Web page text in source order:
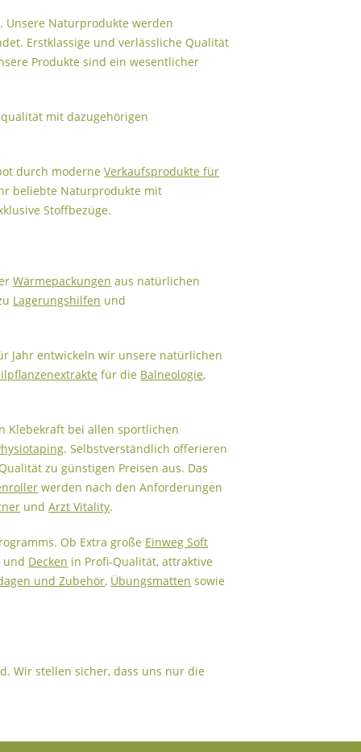
. Unsere Naturprodukte werden
Erstklassige und verlässliche Qualität
Produkte sind ein wesentlicher
mit dazugehörigen
durch moderneVerkaufsprodukte für
beliebte Naturprodukte mit
Stoffbezüge.
Wärmepackungen aus natürlichen
Lagerungshilfen und
Jahr entwickeln wir unsere natürlichen
für die Balneologie,
Klebekraft bei allen sportlichen
. Selbstverständlich offerieren
zu günstigen Preisen aus. Das
werden nach den Anforderungen
undArzt Vitality.
Ob Extra große Einweg Soft
und Decken in Profi-Qualität, attraktive
und Zubehör, Übungsmatten sowie
Wir stellen sicher, dass uns nur die